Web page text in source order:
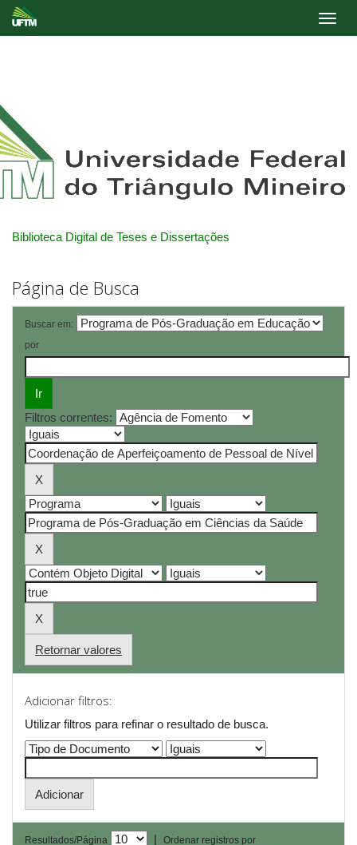
Biblioteca Digital de Teses e Dissertações
Página de Busca
Buscar em:
por
Filtros correntes:
Retornar valores
Adicionar filtros:
Utilizar filtros para refinar o resultado de busca.
Resultados/Página |
Ordenar registros por